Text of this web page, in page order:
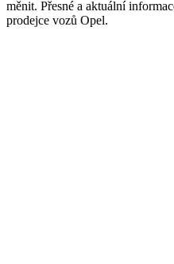
měnit. Přesné a aktuální
prodejce vozů Opel.